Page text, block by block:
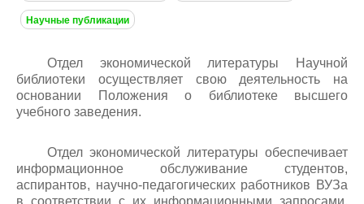
Научные публикации
Отдел экономической литературы Научной
библиотеки осуществляет свою деятельность на
основании Положения о библиотеке высшего
учебного заведения.
Отдел экономической литературы обеспечивает
информационное обслуживание студентов,
аспирантов, научно-педагогических работников ВУЗа